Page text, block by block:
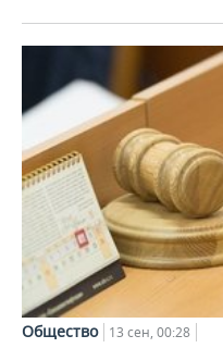
Общество 13 сен, 00:28